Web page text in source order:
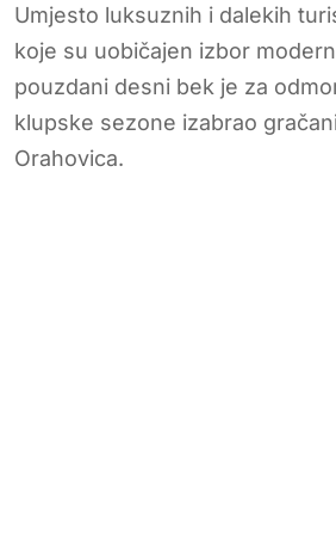
Umjesto luksuznih i dalekih
koje su uobičajen izbor
pouzdani desni bek je za
klupske sezone izabrao
Orahovica.